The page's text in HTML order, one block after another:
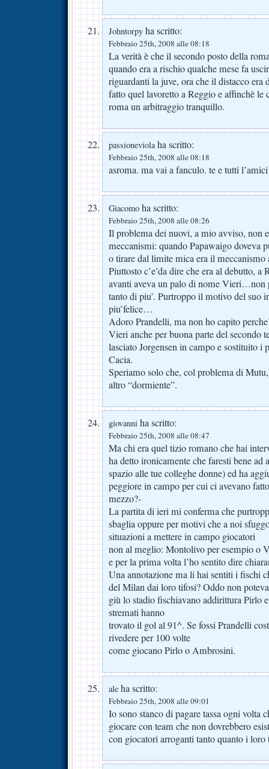
Johntorpy ha scritto:
Febbraio 25th, 2008 alle 08:18
La verità è che il secondo posto della
quando era a rischio qualche mese fa
riguardanti la juve, ora che il distacco era
fatto quel lavoretto a Reggio e affinchè le
roma un arbitraggio tranquillo.
passioneviolaha scritto:
Febbraio 25th, 2008 alle 08:18
asroma. ma vai a fanculo. te e tutti
Giacomo ha scritto:
Febbraio 25th, 2008 alle 08:26
Il problema dei nuovi, a mio avviso, non
meccanismi: quando Papawaigo doveva
o tirare dal limite mica era il
Piuttosto c’e’da dire che era al debutto,
avanti aveva un palo di nome Vieri…non
tanto di piu’. Purtroppo il motivo del suo
piu’felice…
Adoro Prandelli, ma non ho capito
Vieri anche per buona parte del secondo
lasciato Jorgensen in campo e sostituito
Cacia.
Speriamo solo che, col problema di
altro “dormiente”.
giovanni ha scritto:
Febbraio 25th, 2008 alle 08:47
Ma chi era quel tizio romano che hai
ha detto ironicamente che faresti bene ad
spazio alle tue colleghe donne) ed ha
peggiore in campo per cui ci avevano
mezzo?-
La partita di ieri mi conferma che
sbaglia oppure per motivi che a noi
situazioni a mettere in campo giocatori
non al meglio: Montolivo per esempio o
e per la prima volta l’ho sentito dire
Una annotazione ma li hai sentiti i fischi
del Milan dai loro tifosi? Oddo non
giù lo stadio fischiavano addirittura Pirlo
stremati hanno
trovato il gol al 91^. Se fossi Prandelli
rivedere per 100 volte
come giocano Pirlo o Ambrosini.
ale ha scritto:
Febbraio 25th, 2008 alle 09:01
Io sono stanco di pagare tassa ogni volta
giocare con team che non dovrebbero
con giocatori arroganti tanto quanto i loro